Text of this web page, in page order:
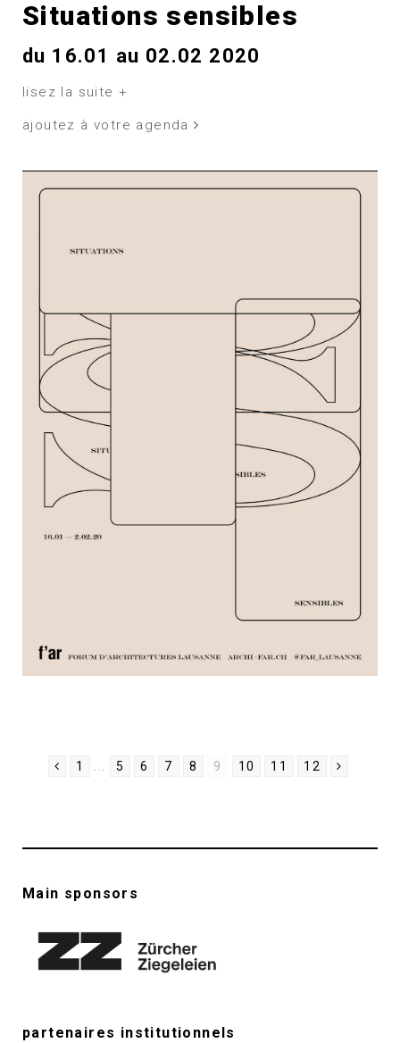
Situations sensibles
du 16.01 au 02.02 2020
lisez la suite +
ajoutez à votre agenda
1 5 6 7 8 9 10 11 12
Main sponsors
partenaires institutionnels